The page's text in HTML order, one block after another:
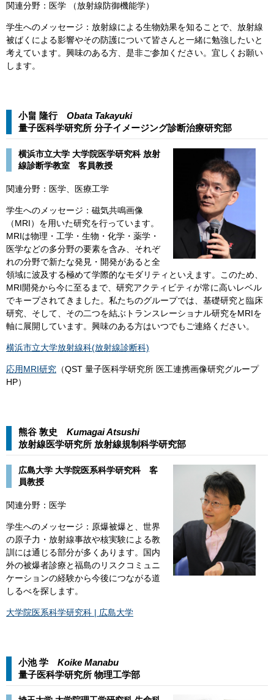
関連分野：医学 （放射線防御機能学）
学生へのメッセージ：放射線による生物効果を知ることで、放射線
被ばくによる影響やその防護について皆さんと一緒に勉強したいと
考えています。興味のある方、是非ご参加ください。宜しくお願い
します。
小畠 隆行 Obata Takayuki​​
量子医科学研究所 分子イメージング診断治療研究部​
横浜市立大学 大学院医学研究科 放射
線診断学教室 客員教授
関連分野：医学、医療工学
学生へのメッセージ：磁気共鳴画像
（MRI）を用いた研究を行っています。
MRIは物理・工学・生物・化学・薬学・
医学などの多分野の要素を含み、それぞ
れの分野で新たな発見・開発があると全
領域に波及する極めて学際的なモダリティといえます。このため、
MRI開発から今に至るまで、研究アクティビティが常に高いレベル
でキープされてきました。私たちのグループでは、基礎研究と臨床
研究、そして、その二つを結ぶトランスレーショナル研究をMRIを
軸に展開しています。興味のある方はいつでもご連絡ください。​
横浜市立大学放射線科(放射線診断科)​
応用MRI研究 （QST 量子医科学研究所 医工連携画像研究グループ
HP）
熊谷 敦史 Kumagai Atsushi​​
放射線医学研究所 放射線規制科学研究部​
​​​​広島大学 大学院医系科学研究科 客
員教授
関連分野：医学​
学生へのメッセージ：原爆被爆と、世界
の原子力・放射線事故や核実験による教
訓には通じる部分が多くあります。国内
外の被爆者診療と福島のリスクコミュニ
ケーションの経験から今後につながる道
しるべを探します。
大学院医系科学研究科 | 広島大学
小池 学 Koike Manabu​​
量子医科学研究所 物理工学部​